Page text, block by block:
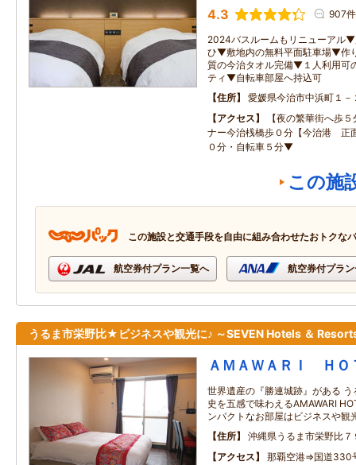
4.3 907件
2024バスルームもリニューアル
ひ▼敷地内の無料平面駐車場▼作
質の今治タオル完備▼１人利用可
ティ▼自転車部屋へ持込可
住所
愛媛県今治市中浜町１－
アクセス
【夜の繁華街へ歩
ナー今治桟橋歩０分【今治港 正
０分・自転車５分▼
この施
この施設と交通手段を自由に組み合わせたおトクな
航空券付プラン一覧へ 航空券付プラ
うるま市栄野比★ビジネスや観光に♪ ～SEVEN Hotels ＆
ＡＭＡＷＡＲＩ ＨＯ
世界遺産の『勝連城跡』がある
史を五感で味わえるAMAWARI
ンパクトなお部屋はビジネスや観
住所
沖縄県うるま市栄野比７
アクセス
那覇空港⇒国道330